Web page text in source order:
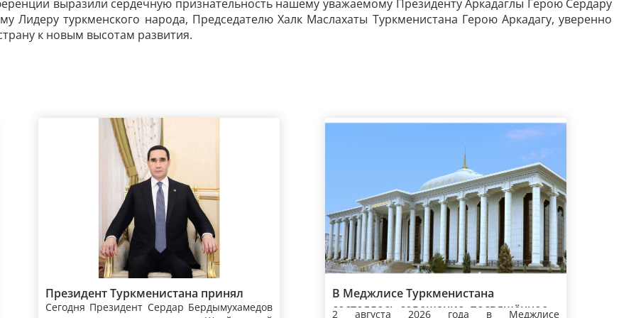
выразили сердечную признательность нашему уважаемому Президенту Аркадаглы Герою Сердару
Лидеру туркменского народа, Председателю Халк Маслахаты Туркменистана Герою Аркадагу, уверенно
к новым высотам развития.
Президент Туркменистана принял
вице-президента, главу Федерального
Сегодня Президент Сердар Бердымухамедов
В Меджлисе Туркменистана
состоялось совещание, посвящённое
2 августа 2026 года в Меджлисе